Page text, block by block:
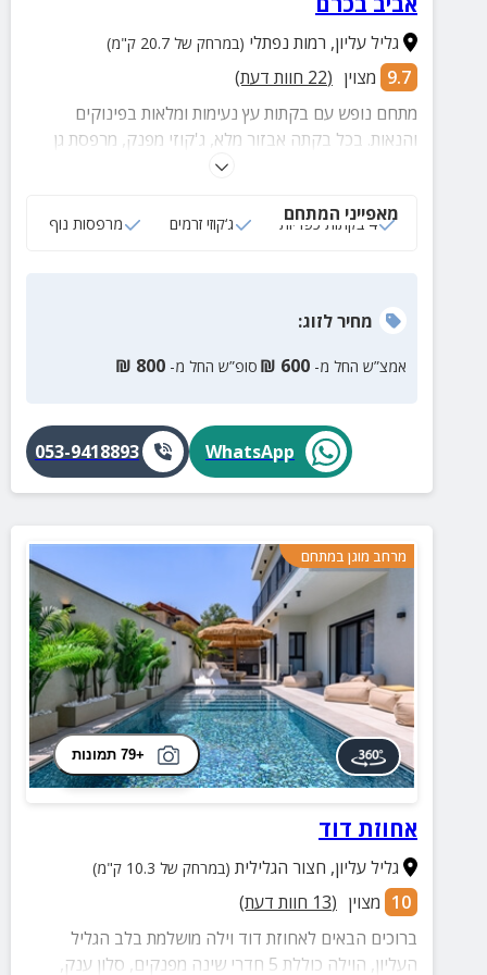
גליל עליון, רמות נפתלי (במרחק של 20.7 ק"מ)
9.7 מצוין (
22 חוות דעת)
מתחם נופש עם בקתות עץ נעימות ומלאות בפינוקים
והנאות. בכל בקתה אבזור מלא, ג'קוזי מפנק, מרפסת גן
עטופה בטבע ירוק של עמק קדש והרי נפתלי.
מאפייני המתחם
4 בקתות כפריות ג‘קוזי זרמים מרפסות נוף
מחירלזוג:
אמצ”ש החל מ- 600
₪ סופ”ש החל מ- 800
₪
WhatsApp
053-9418893
מרחב מוגן במתחם
+79 תמונות
אחוזת דוד
גליל עליון, חצור הגלילית (במרחק של 10.3 ק"מ)
10 מצוין (
13 חוות דעת)
ברוכים הבאים לאחוזת דוד וילה מושלמת בלב הגליל
העליון, הוילה כוללת 5 חדרי שינה מפנקים, סלון ענק,